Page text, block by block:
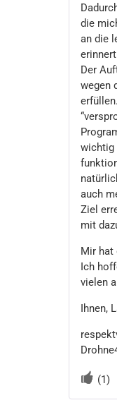
die
an die
Der
wegen
wichtig
auch
Ziel
mit
Mir hat
Ich
vielen
Ihnen,
(1)